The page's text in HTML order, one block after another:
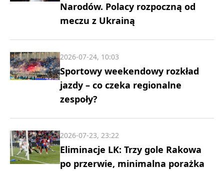
Narodów. Polacy rozpoczną od
meczu z Ukrainą
Sportowy weekendowy rozkład
jazdy – co czeka regionalne
zespoły?
2026-07-24, 10:03
Eliminacje LK: Trzy gole Rakowa
po przerwie, minimalna porażka
2026-07-23, 23:22